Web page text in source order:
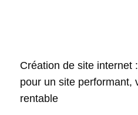
Création de site internet
pour un site performant,
rentable